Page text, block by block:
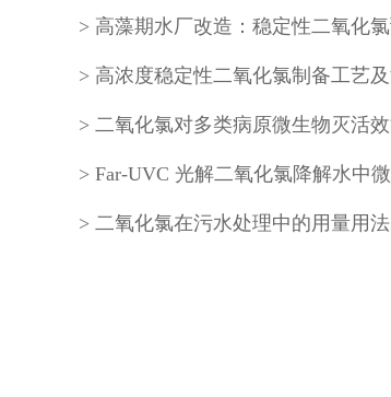
二氧化氯在污水处理中的用量用法